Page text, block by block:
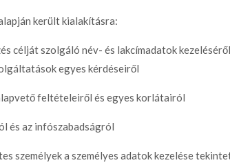
került kialakításra:
célját szolgáló név- és lakcímadatok
egyes kérdéseiről
feltételeiről és egyes korlátairól
és az infószabadságról
személyek a személyes adatok kezelése